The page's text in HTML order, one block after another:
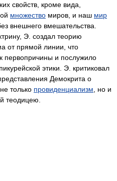
свойств, кроме вида,
множество миров, и наш мир
внешнего вмешательства.
Э. создал теорию
от прямой линии, что
первопричины и послужило
этики. Э. критиковал
Демокрита о
только провиденциализм , но и
теодицею.